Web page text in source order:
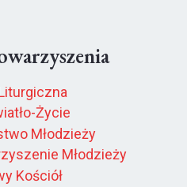
Życie
Młodzieży
Młodzieży
Kościół